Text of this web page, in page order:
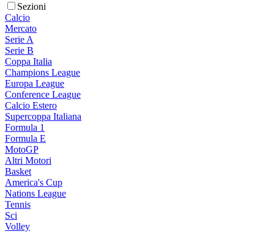
Sezioni
Calcio
Mercato
Serie A
Serie B
Coppa Italia
Champions League
Europa League
Conference League
Calcio Estero
Supercoppa Italiana
Formula 1
Formula E
MotoGP
Altri Motori
Basket
America's Cup
Nations League
Tennis
Sci
Volley